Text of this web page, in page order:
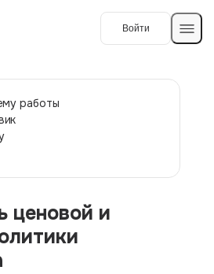
Войти
работы
ценовой и